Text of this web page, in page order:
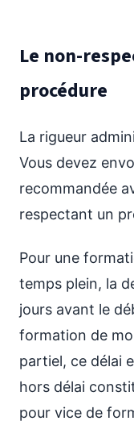
Le non-
procédure
La rigueur
Vous devez
recommandée
respectant un
Pour une
temps plein, la
jours avant le
formation de
partiel, ce délai
hors délai
pour vice de